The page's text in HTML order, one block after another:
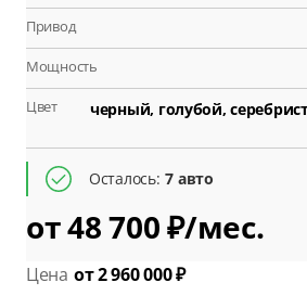
Привод
Мощность
Цвет
черный, голубой,
от 48 700 ₽/мес.
Цена от 2 960 000 ₽
Осталось: 7 авто